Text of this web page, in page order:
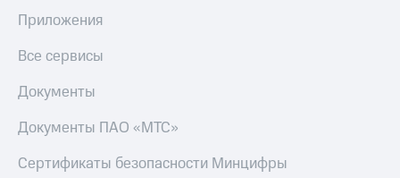
Приложения
Все сервисы
Документы
Документы ПАО «МТС»
Сертификаты безопасности Минцифры